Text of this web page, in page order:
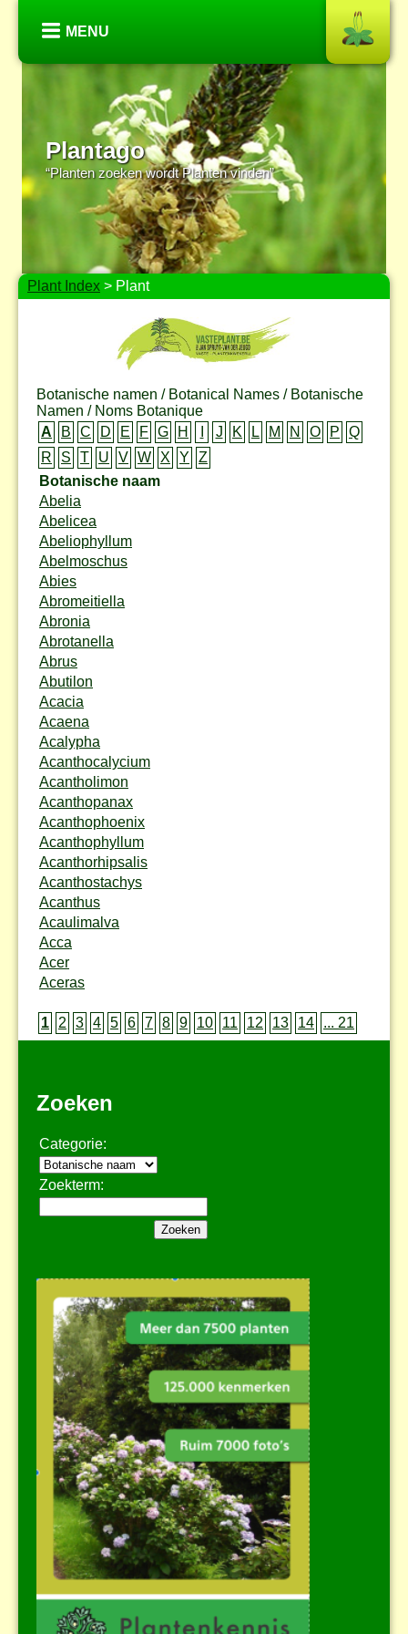
MENU
Plantago
“Planten zoeken wordt Planten vinden”
Plant Index > Plant
Botanische namen / Botanical Names / Botanische
Namen / Noms Botanique
A
B C D E F G H J K L M N O P
Q
R
S T U V W X Y
Z
Botanische naam
Abelia
Abelicea
Abeliophyllum
Abelmoschus
Abies
Abromeitiella
Abronia
Abrotanella
Abrus
Abutilon
Acacia
Acaena
Acalypha
Acanthocalycium
Acantholimon
Acanthopanax
Acanthophoenix
Acanthophyllum
Acanthorhipsalis
Acanthostachys
Acanthus
Acaulimalva
Acca
Acer
Aceras
1 2 3 4 5 6 7 8 9 10 11 12 13 14 ... 21
Zoeken
Categorie:
Zoekterm: